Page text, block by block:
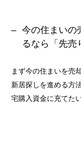
今の住まいの
るなら「先売
まず今の住まいを売
新居探しを進める方
宅購入資金に充てた